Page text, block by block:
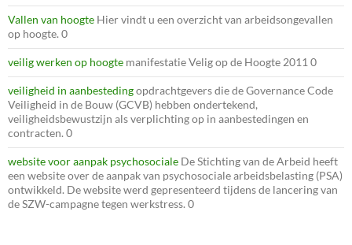
Vallen van hoogte Hier vindt u een overzicht van arbeidsongevallen
op hoogte. 0
veilig werken op hoogte manifestatie Velig op de Hoogte 2011 0
veiligheid in aanbestedingopdrachtgevers die de Governance Code
Veiligheid in de Bouw (GCVB) hebben ondertekend,
veiligheidsbewustzijn als verplichting op in aanbestedingen en
contracten. 0
website voor aanpak psychosociale De Stichting van de Arbeid heeft
een website over de aanpak van psychosociale arbeidsbelasting (PSA)
ontwikkeld. De website werd gepresenteerd tijdens de lancering van
de SZW-campagne tegen werkstress. 0